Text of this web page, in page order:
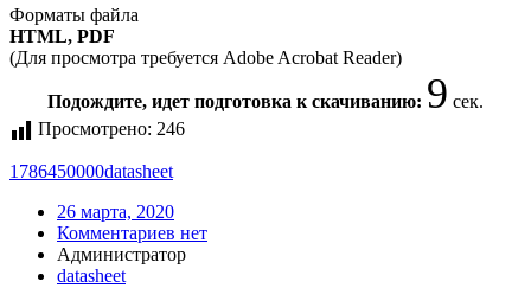
Форматы файла
HTML, PDF
(Для просмотра требуется Adobe Acrobat Reader)
Подождите, идет подготовка к скачиванию: 9 сек.
Просмотрено: 246
1786450000datasheet
26 марта, 2020
Комментариев нет
Администратор
datasheet